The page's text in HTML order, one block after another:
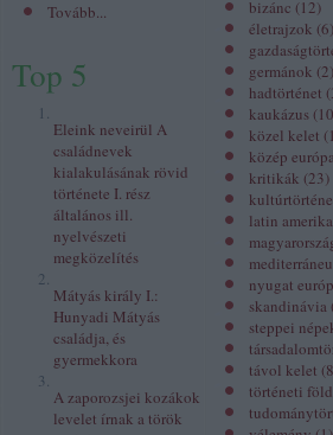
bizánc (12)
életrajzok (6)
germánok (2)
hadtörténet (
kaukázus (10
közel kelet (
közép európa
kritikák (23)
latin amerika
nyugat
skandinávia (
steppei
távol kelet (8
történeti
Tovább...
Top 5
Eleink neveirül A
családnevek
kialakulásának rövid
története I. rész
általános ill.
nyelvészeti
megközelítés
Mátyás király I.:
Hunyadi Mátyás
családja, és
gyermekkora
A zaporozsjei kozákok
levelet írnak a török